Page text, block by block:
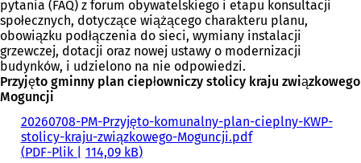
pytania (FAQ) z forum obywatelskiego i etapu konsultacji
społecznych, dotyczące wiążącego charakteru planu,
obowiązku podłączenia do sieci, wymiany instalacji
grzewczej, dotacji oraz nowej ustawy o modernizacji
budynków, i udzielono na nie odpowiedzi.
Przyjęto gminny plan ciepłowniczy stolicy kraju związkowego
Moguncji
20260708-PM-Przyjęto-komunalny-plan-cieplny-KWP-
stolicy-kraju-związkowego-Moguncji.pdf
PDF-Plik 114,09 kB